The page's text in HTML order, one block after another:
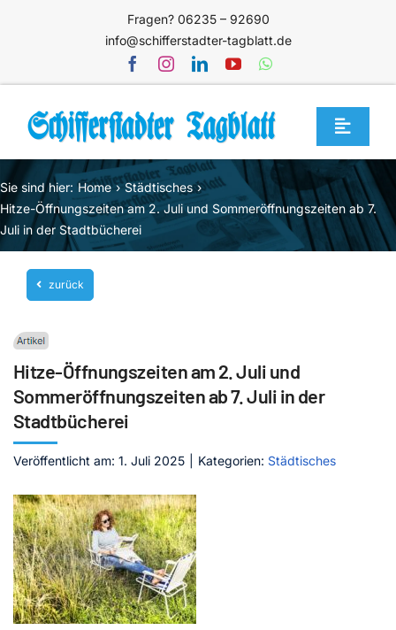
Fragen? 06235 – 92690
info@schifferstadter-tagblatt.de
Toggle
Home
Themen
Blog
Unternehmen
Mediathek
Jetzt abonnieren
Kontakt
Sie sind hier: Home
Städtisches
Hitze-Öffnungszeiten am 2. Juli und Sommeröffnungszeiten ab 7.
Juli in der Stadtbücherei
zurück
Hitze-Öffnungszeiten am 2. Juli und
Sommeröffnungszeiten ab 7. Juli in der
Stadtbücherei
Veröffentlicht am: 1. Juli 2025 Kategorien: Städtisches